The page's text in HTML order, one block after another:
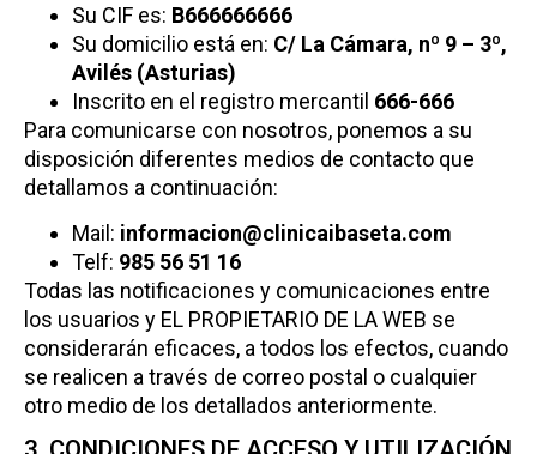
Su CIF es: B666666666
Su domicilio está en: C/ La Cámara, nº 9 – 3º,
Avilés (Asturias)
Inscrito en el registro mercantil 666-666
Para comunicarse con nosotros, ponemos a su
disposición diferentes medios de contacto que
detallamos a continuación:
Mail: informacion@clinicaibaseta.com
Telf: 985 56 51 16
Todas las notificaciones y comunicaciones entre
los usuarios y EL PROPIETARIO DE LA WEB se
considerarán eficaces, a todos los efectos, cuando
se realicen a través de correo postal o cualquier
otro medio de los detallados anteriormente.